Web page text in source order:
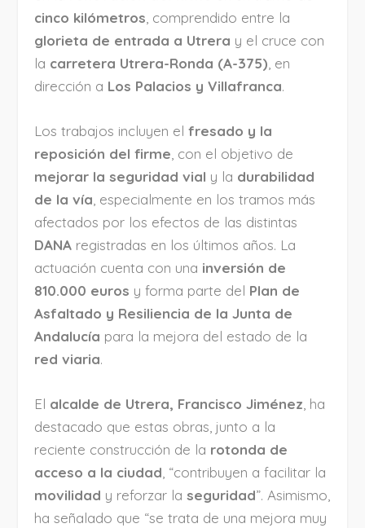
cinco kilómetros , comprendido entre la
glorieta de entrada a Utrera y el cruce con
la carretera Utrera-Ronda (A-375) , en
dirección a Los Palacios y Villafranca.
Los trabajos incluyen elfresado y la
reposición del firme , con el objetivo de
mejorar la seguridad vial y la durabilidad
de la vía , especialmente en los tramos más
afectados por los efectos de las distintas
DANA registradas en los últimos años. La
actuación cuenta con una inversión de
810.000 euros y forma parte del Plan de
Asfaltado y Resiliencia de la Junta de
Andalucía para la mejora del estado de la
red viaria.
El alcalde de Utrera, Francisco Jiménez , ha
destacado que estas obras, junto a la
reciente construcción de la rotonda de
acceso a la ciudad , “contribuyen a facilitar la
movilidad y reforzar laseguridad”. Asimismo,
ha señalado que “se trata de una mejora muy